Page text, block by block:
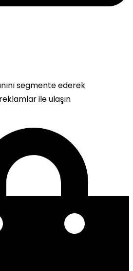
segmente ederek
reklamlar ile ulaşın